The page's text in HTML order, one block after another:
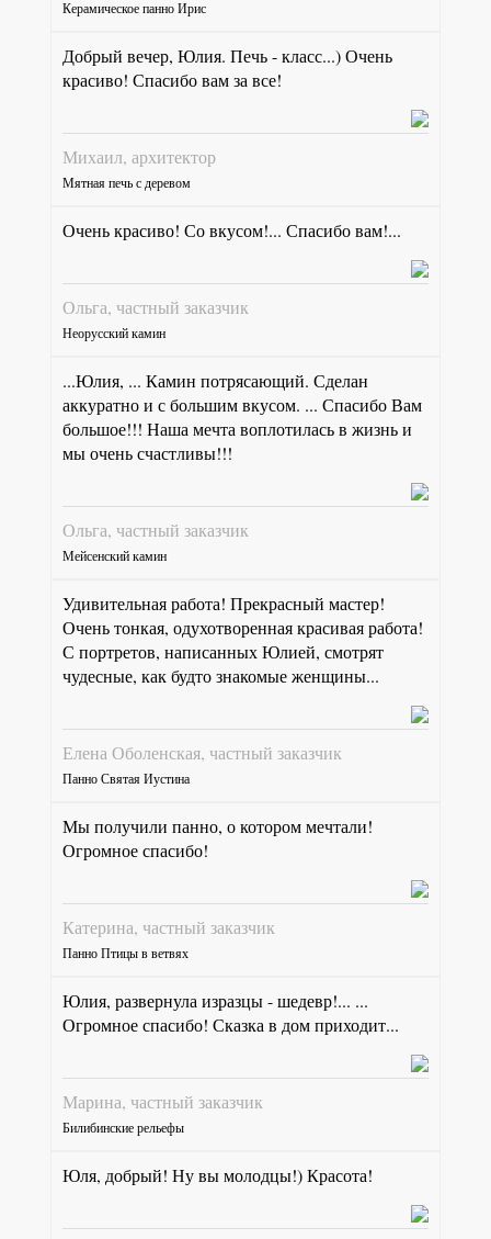
Керамическое панно Ирис
Добрый вечер, Юлия. Печь - класс...) Очень
красиво! Спасибо вам за все!
Михаил, архитектор
Мятная печь с деревом
Очень красиво! Со вкусом!... Спасибо вам!...
Ольга, частный заказчик
Неорусский камин
...Юлия, ... Камин потрясающий. Сделан
аккуратно и с большим вкусом. ... Спасибо Вам
большое!!! Наша мечта воплотилась в жизнь и
мы очень счастливы!!!
Ольга, частный заказчик
Мейсенский камин
Удивительная работа! Прекрасный мастер!
Очень тонкая, одухотворенная красивая работа!
С портретов, написанных Юлией, смотрят
чудесные, как будто знакомые женщины...
Елена Оболенская, частный заказчик
Панно Святая Иустина
Мы получили панно, о котором мечтали!
Огромное спасибо!
Катерина, частный заказчик
Панно Птицы в ветвях
Юлия, развернула изразцы - шедевр!... ...
Огромное спасибо! Сказка в дом приходит...
Марина, частный заказчик
Билибинские рельефы
Юля, добрый! Ну вы молодцы!) Красота!